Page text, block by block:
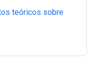
teóricos sobre